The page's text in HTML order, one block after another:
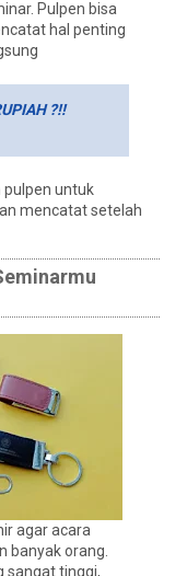
Pulpen bisa
hal penting
?!!
pulpen untuk
mencatat setelah
agar acara
banyak orang.
sangat tinggi,